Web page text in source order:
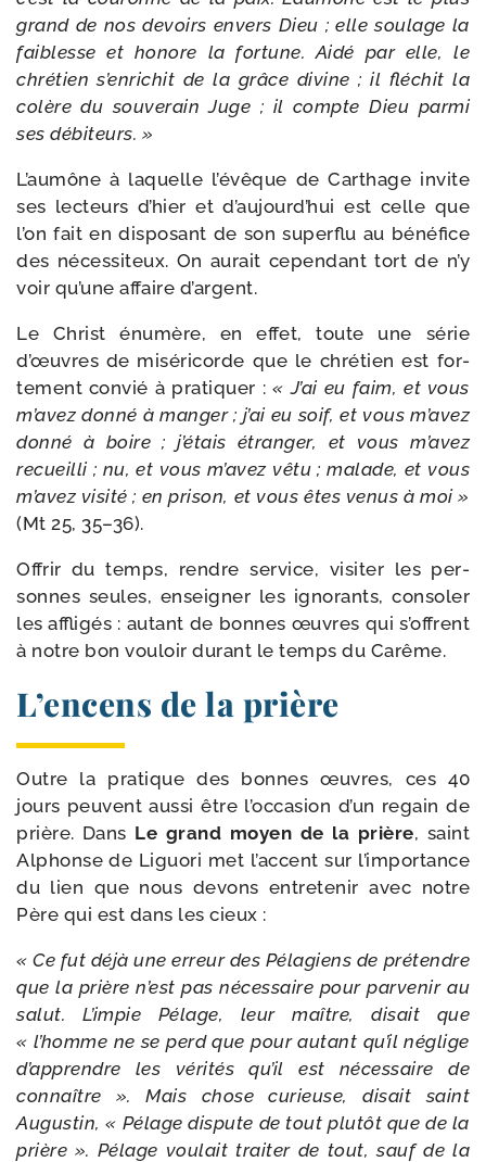
grand de nos devoirs envers Dieu ; elle sou­lage la
fai­blesse et honore la for­tune. Aidé par elle, le
chré­tien s’enrichit de la grâce divine ; il flé­chit la
colère du sou­ve­rain Juge ; il compte Dieu par­mi
ses débiteurs. »
L’aumône à laquelle l’évêque de Carthage invite
ses lec­teurs d’hier et d’aujourd’hui est celle que
l’on fait en dis­po­sant de son super­flu au béné­fice
des néces­si­teux. On aurait cepen­dant tort de n’y
voir qu’une affaire d’argent.
Le Christ énu­mère, en effet, toute une série
d’œuvres de misé­ri­corde que le chré­tien est for­
te­ment convié à pra­ti­quer :« J’ai eu faim, et vous
m’avez don­né à man­ger ; j’ai eu soif, et vous m’avez
don­né à boire ; j’étais étran­ger, et vous m’avez
recueilli ; nu, et vous m’avez vêtu ; malade, et vous
m’avez visi­té ; en pri­son, et vous êtes venus à moi »
(Mt 25, 35–36).
Offrir du temps, rendre ser­vice, visi­ter les per­
sonnes seules, ensei­gner les igno­rants, conso­ler
les affli­gés : autant de bonnes œuvres qui s’offrent
à notre bon vou­loir durant le temps du Carême.
L’encens de la prière
Outre la pra­tique des bonnes œuvres, ces 40
jours peuvent aus­si être l’occasion d’un regain de
prière. Dans Le grand moyen de la prière, saint
Alphonse de Liguori met l’accent sur l’importance
du lien que nous devons entre­te­nir avec notre
Père qui est dans les cieux :
« Ce fut déjà une erreur des Pélagiens de pré­tendre
que la prière n’est pas néces­saire pour par­ve­nir au
salut. L’impie Pélage, leur maître, disait que
« l’homme ne se perd que pour autant qu’il néglige
d’apprendre les véri­tés qu’il est néces­saire de
connaître ». Mais chose curieuse, disait saint
Augustin, « Pélage dis­pute de tout plu­tôt que de la
prière ». Pélage vou­lait trai­ter de tout, sauf de la